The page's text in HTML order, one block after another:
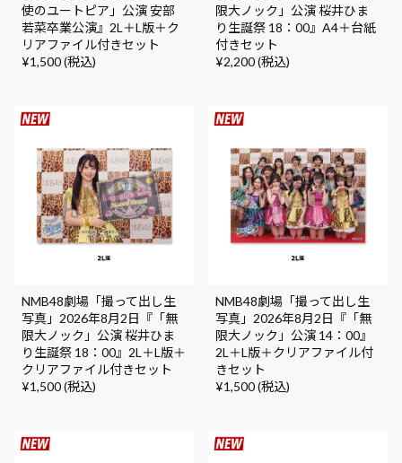
使のユートピア」公演 安部
若菜卒業公演』2L＋L版＋ク
リアファイル付きセット
¥1,500 (税込)
限大ノック」公演 桜井ひま
り生誕祭 18：00』A4＋台紙
付きセット
¥2,200 (税込)
NMB48劇場「撮って出し生
写真」2026年8月2日『「無
限大ノック」公演 桜井ひま
り生誕祭 18：00』2L＋L版＋
クリアファイル付きセット
¥1,500 (税込)
NMB48劇場「撮って出し生
写真」2026年8月2日『「無
限大ノック」公演 14：00』
2L＋L版＋クリアファイル付
きセット
¥1,500 (税込)